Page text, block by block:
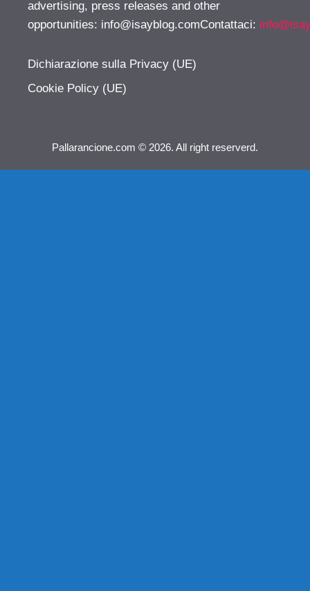
advertising, press releases and other
opportunities: info@isayblog.comContattaci:
Dichiarazione sulla Privacy (UE)
Cookie Policy (UE)
Pallarancione.com © 2026. All right reserverd.